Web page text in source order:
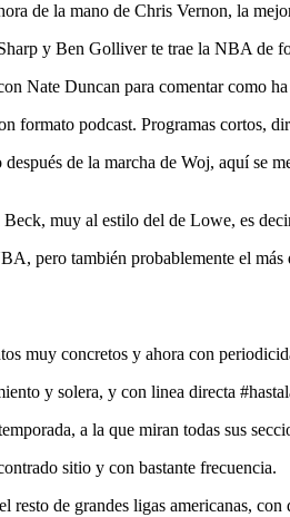
de la mano de Chris Vernon, la
y Ben Golliver te trae la NBA de
Nate Duncan para comentar como
formato podcast. Programas cortos,
de la marcha de Woj, aquí se
muy al estilo del de Lowe, es
pero también probablemente el
muy concretos y ahora con
y solera, y con linea directa
a la que miran todas sus
sitio y con bastante frecuencia.
resto de grandes ligas americanas, con